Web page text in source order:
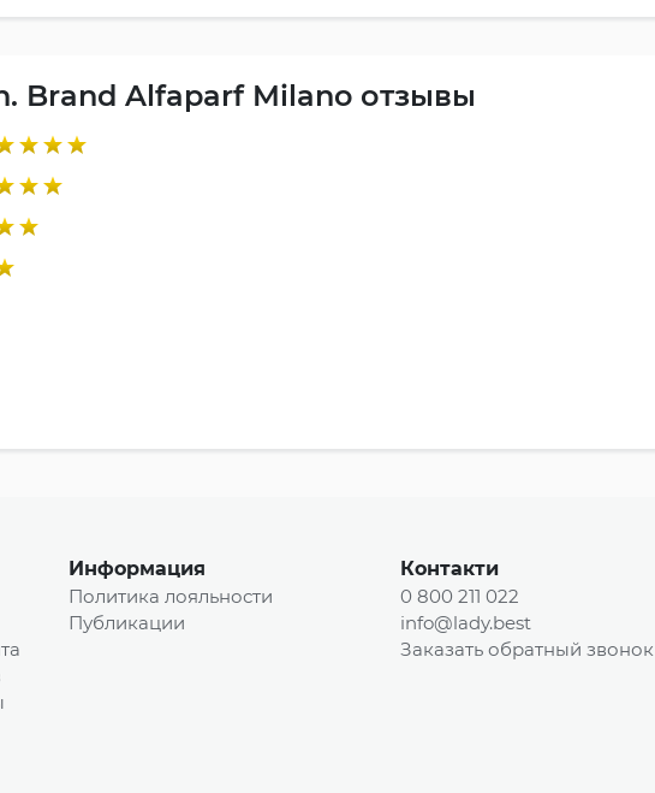
Brand Alfaparf Milano отзывы
Информация
Политика лояльности
Публикации
Контакти
0 800 211 022
info@lady.best
Заказать обратный звонок